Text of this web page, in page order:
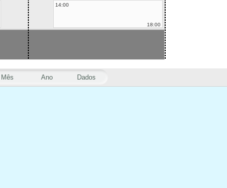
Mês Ano Dados
14:00
18:00